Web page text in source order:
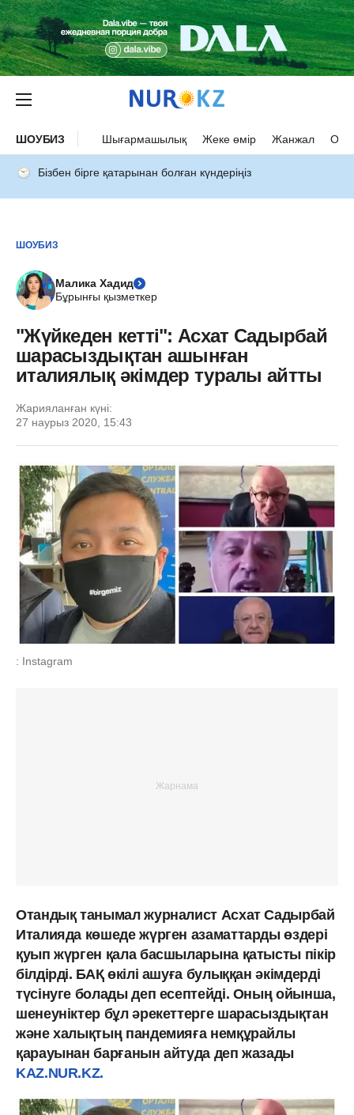
ШОУБИЗ Шығармашылық Жеке өмір Жанжал
Бізбен бірге қатарынан болған күндеріңіз
ШОУБИЗ
Малика Хадид
Бұрынғы қызметкер
"Жүйкеден кетті": Асхат Садырбай
шарасыздықтан ашынған
италиялық әкімдер туралы айтты
Жарияланған күні:
27 наурыз 2020, 15:43
: Instagram
Отандық танымал журналист Асхат Садырбай
Италияда көшеде жүрген азаматтарды өздері
қуып жүрген қала басшыларына қатысты пікір
білдірді. БАҚ өкілі ашуға булыққан әкімдерді
түсінуге болады деп есептейді. Оның ойынша,
шенеуніктер бұл әрекеттерге шарасыздықтан
және халықтың пандемияға немқұрайлы
қарауынан барғанын айтуда деп жазады
KAZ.NUR.KZ.